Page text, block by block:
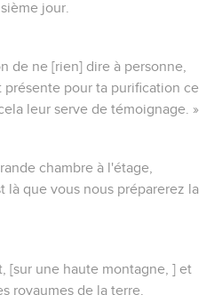
jour.
de ne [rien] dire à personne,
présente pour ta purification ce
leur serve de témoignage. »
chambre à l'étage,
là que vous nous préparerez la
[sur une haute montagne, ] et
royaumes de la terre.